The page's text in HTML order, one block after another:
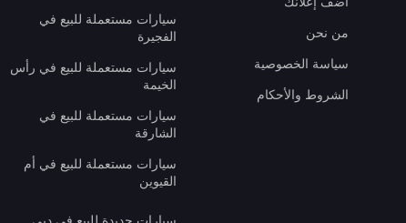
من نحن
سياسة الخصوصية
الشروط والأحكام
سيارات مستعملة للبيع في
الفجيرة
سيارات مستعملة للبيع في رأس
الخيمة
سيارات مستعملة للبيع في
الشارقة
سيارات مستعملة للبيع في أم
القيوين